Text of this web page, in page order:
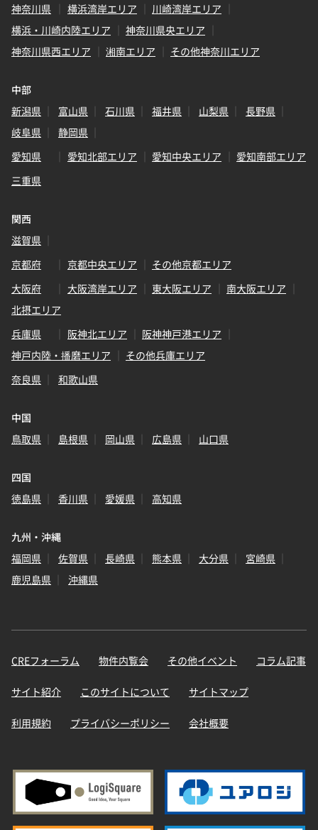
神奈川県
横浜湾岸エリア
川崎湾岸エリア
横浜・川崎内陸エリア
神奈川県央エリア
神奈川県西エリア
湘南エリア その他神奈川エリア
中部
新潟県
富山県 石川県 福井県 山梨県
長野県
岐阜県
静岡県
愛知県
愛知北部エリア 愛知中央エリア
愛知南部エリア
三重県
関西
滋賀県
京都府
京都中央エリア
その他京都エリア
大阪府
大阪湾岸エリア 東大阪エリア
南大阪エリア
北摂エリア
兵庫県
阪神北エリア
阪神神戸港エリア
神戸内陸・播磨エリア
その他兵庫エリア
奈良県
和歌山県
中国
鳥取県
島根県 岡山県 広島県 山口県
四国
徳島県
香川県 愛媛県 高知県
九州・沖縄
福岡県
佐賀県 長崎県 熊本県 大分県
宮崎県
鹿児島県
沖縄県
CREフォーラム 物件内覧会 その他イベント コラム記事
サイト紹介 このサイトについて サイトマップ
利用規約 プライバシーポリシー 会社概要